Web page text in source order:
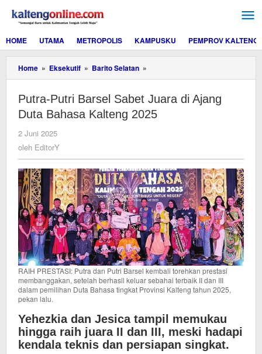
konten
HOME
UTAMA METROPOLIS KAMPUSKU PEMPROV KALTENG
Home » Eksekutif » Barito Selatan »
Putri
Sabet
Juara
di
Kalteng
2025
Putra-Putri Barsel Sabet Juara di Ajang
Duta Bahasa Kalteng 2025
2 Juni 2025
oleh EditorY
RAIH PRESTASI: Putra dan Putri Barsel kembali torehkan prestasi
membanggakan, setelah berhasil keluar sebahai terbaik II dan III
dalam pemilihan Duta Bahasa tingkat Provinsi Kalteng tahun 2025,
pekan lalu.
Yehezkia dan Jesica tampil memukau
hingga raih juara II dan III, meski hadapi
kendala teknis dan persiapan singkat.